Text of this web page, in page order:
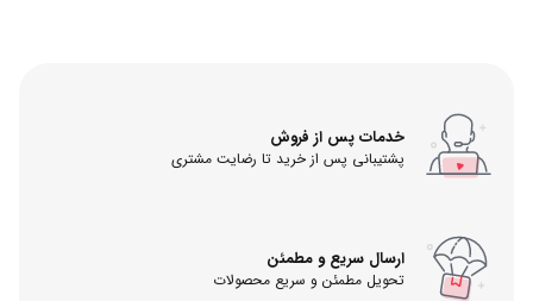
خدمات پس از فروش
پشتیبانی پس از خرید تا رضایت مشتری
ارسال سریع و مطمئن
تحویل مطمئن و سریع محصولات